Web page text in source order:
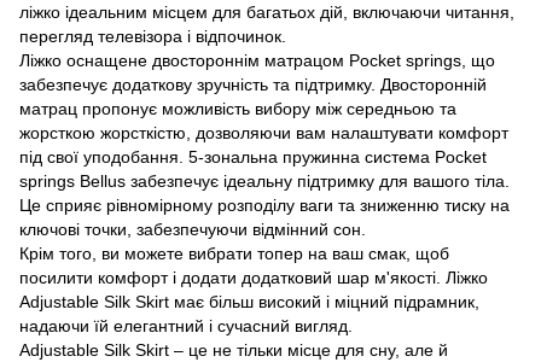
ліжко ідеальним місцем для багатьох дій, включаючи читання,
перегляд телевізора і відпочинок.
Ліжко оснащене двостороннім матрацом Pocket springs, що
забезпечує додаткову зручність та підтримку. Двосторонній
матрац пропонує можливість вибору між середньою та
жорсткою жорсткістю, дозволяючи вам налаштувати комфорт
під свої уподобання. 5-зональна пружинна система Pocket
springs Bellus забезпечує ідеальну підтримку для вашого тіла.
Це сприяє рівномірному розподілу ваги та зниженню тиску на
ключові точки, забезпечуючи відмінний сон.
Крім того, ви можете вибрати топер на ваш смак, щоб
посилити комфорт і додати додатковий шар м'якості. Ліжко
Adjustable Silk Skirt має більш високий і міцний підрамник,
надаючи їй елегантний і сучасний вигляд.
Adjustable Silk Skirt – це не тільки місце для сну, але й